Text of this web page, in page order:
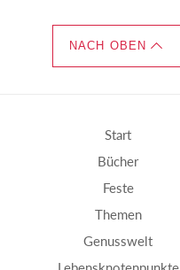
NACH OBEN
Start
Bücher
Feste
Themen
Genusswelt